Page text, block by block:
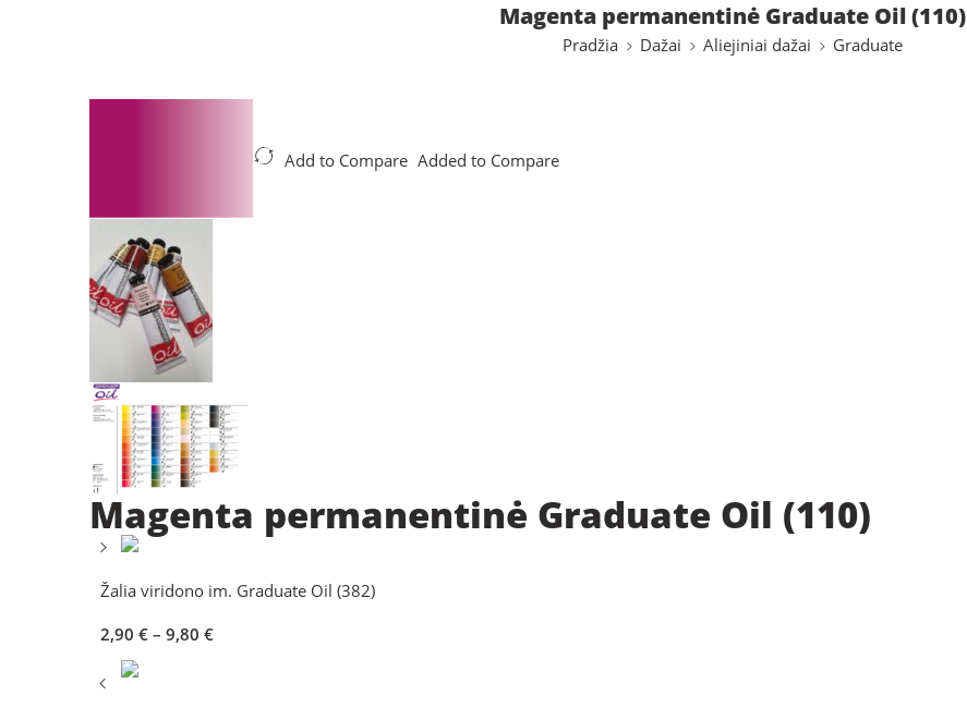
Magenta permanentinė Graduate Oil (110)
Pradžia Dažai Aliejiniai dažai Graduate
Add to Compare Added to Compare
Magenta permanentinė Graduate Oil (110)
Žalia viridono im. Graduate Oil (382)
2,90 € – 9,80 €